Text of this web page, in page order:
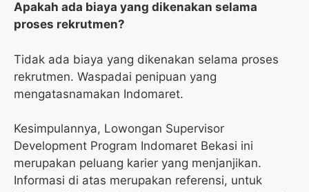
Apakah ada biaya yang dikenakan selama
proses rekrutmen?
Tidak ada biaya yang dikenakan selama proses
rekrutmen. Waspadai penipuan yang
mengatasnamakan Indomaret.
Kesimpulannya, Lowongan Supervisor
Development Program Indomaret Bekasi ini
merupakan peluang karier yang menjanjikan.
Informasi di atas merupakan referensi, untuk